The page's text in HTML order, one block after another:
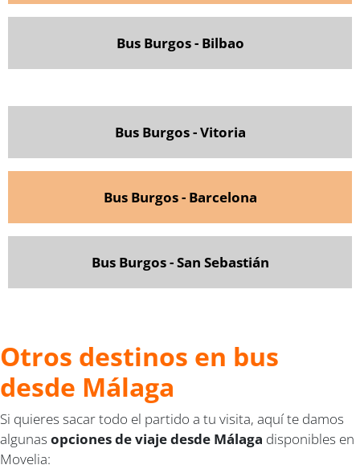
Bus Burgos - Bilbao
Bus Burgos - Vitoria
Bus Burgos - Barcelona
Bus Burgos - San Sebastián
Otros destinos en bus
desde Málaga
Si quieres sacar todo el partido a tu visita, aquí te damos
algunas opciones de viaje desde Málaga disponibles en
Movelia: